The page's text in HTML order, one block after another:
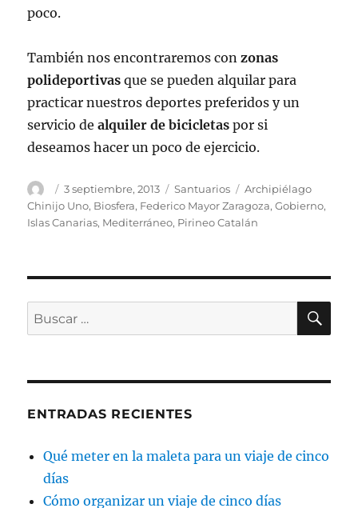
poco.
También nos encontraremos conzonas
polideportivas que se pueden alquilar para
practicar nuestros deportes preferidos y un
servicio dealquiler de bicicletas por si
deseamos hacer un poco de ejercicio.
Autor
Publicado
el
3 septiembre, 2013 Categorías
Santuarios Etiquetas
Archipiélago
Chinijo Uno, Biosfera, Federico Mayor Zaragoza,Gobierno,
Islas Canarias, Mediterráneo, Pirineo Catalán
Buscar
por:
ENTRADAS RECIENTES
Qué meter en la maleta para un viaje de cinco
días
Cómo organizar un viaje de cinco días